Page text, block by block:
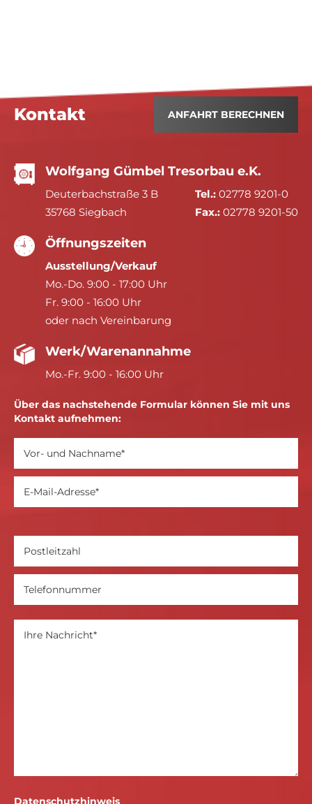
Kontakt ANFAHRT BERECHNEN
Wolfgang Gümbel Tresorbau e.K.
Deuterbachstraße 3 B
35768 Siegbach
Tel.: 02778 9201-0
Fax.: 02778 9201-50
Öffnungszeiten
Ausstellung/Verkauf
Mo.-Do. 9:00 - 17:00 Uhr
Fr. 9:00 - 16:00 Uhr
oder nach Vereinbarung
Werk/Warenannahme
Mo.-Fr. 9:00 - 16:00 Uhr
Über das nachstehende Formular können Sie mit uns
Kontakt aufnehmen:
Datenschutzhinweis